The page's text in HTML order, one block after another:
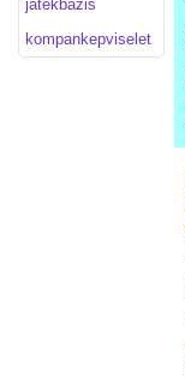
jatekbazis
kompankepviselet